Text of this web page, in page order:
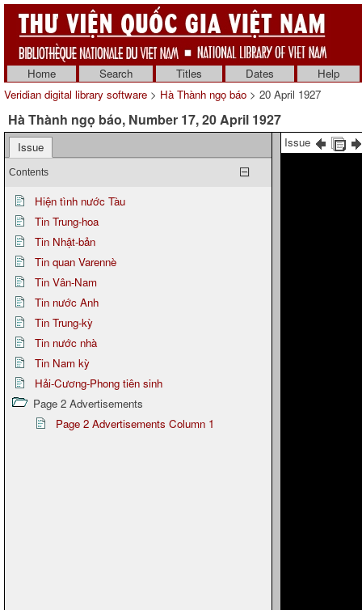
Home Search Titles Dates
Help
Veridian digital library software > Hà Thành ngọ báo > 20 April 1927
Hà Thành ngọ báo, Number 17, 20 April 1927
Issue
Contents
Hiện tình nước Tàu
Tin Trung-hoa
Tin Nhật-bản
Tin quan Varennè
Tin Vân-Nam
Tin nước Anh
Tin Trung-kỳ
Tin nước nhà
Tin Nam kỳ
Hải-Cương-Phong tiên sinh
Page 2 Advertisements
Page 2 Advertisements Column 1
Issue